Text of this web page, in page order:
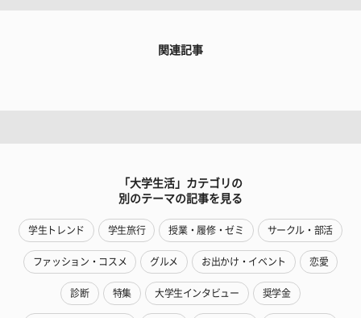
関連記事
「大学生活」カテゴリの
別のテーマの記事を見る
学生トレンド 学生旅行 授業・履修・ゼミ サークル・部活
ファッション・コスメ グルメ お出かけ・イベント 恋愛
診断 特集 大学生インタビュー 奨学金